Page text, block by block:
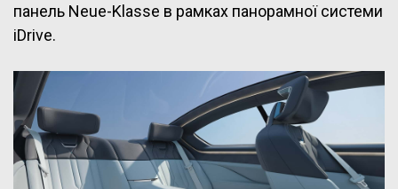
панель Neue-Klasse в рамках панорамної системи
iDrive.